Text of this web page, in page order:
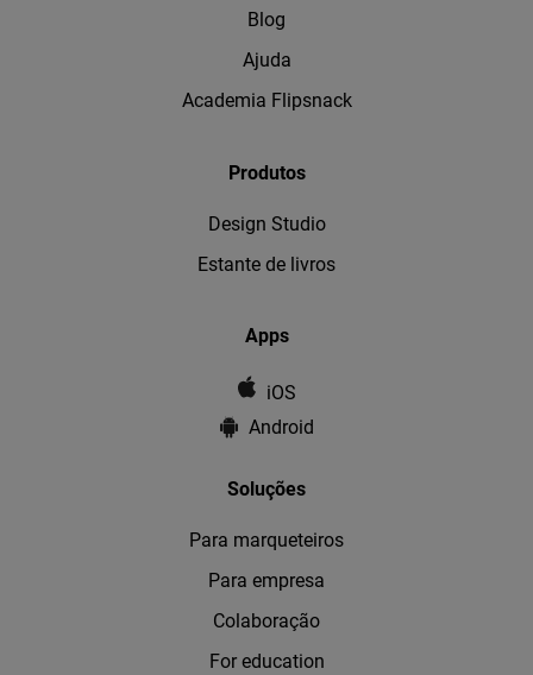
Blog
Ajuda
Academia Flipsnack
Produtos
Design Studio
Estante de livros
Apps
iOS
Android
Soluções
Para marqueteiros
Para empresa
Colaboração
For education